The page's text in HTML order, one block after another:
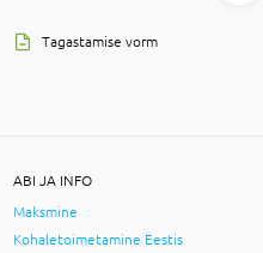
Tagastamise vorm
ABI JA INFO
Maksmine
Kohaletoimetamine Eestis